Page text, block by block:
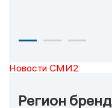
Новости СМИ2
Регион бренд